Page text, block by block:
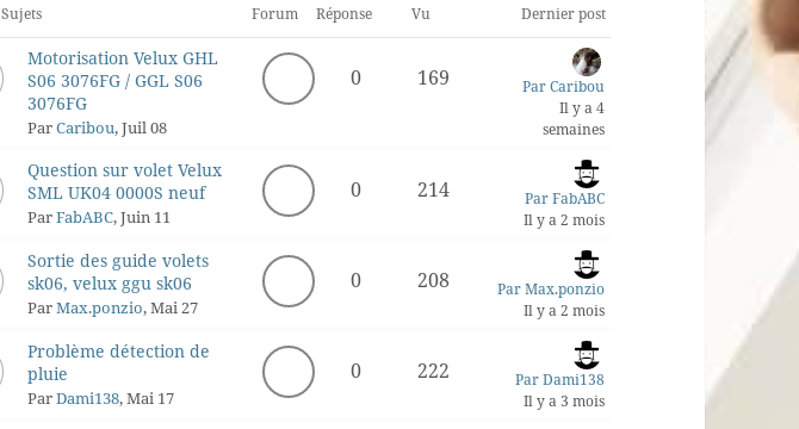
Sujets Forum Réponse Vu Dernier post
Motorisation Velux GHL
S06 3076FG / GGL S06
3076FG
ParCaribou, Juil 08
0 169
Par Caribou
Il y a 4
semaines
Question sur volet Velux
SML UK04 0000S neuf
ParFabABC, Juin 11
0 214
Par FabABC
Il y a 2 mois
Sortie des guide volets
sk06, velux ggu sk06
ParMax.ponzio, Mai 27
0 208
Par Max.ponzio
Il y a 2 mois
Problème détection de
pluie
ParDami138, Mai 17
0 222
Par Dami138
Il y a 3 mois